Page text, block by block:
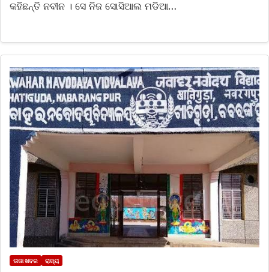
କହିଛନ୍ତି ନବୀନ । ସେ ନିଜ ସୋସିଆଲ ମଡିଆ…
ତାଜା ଖବର ରାଜ୍ୟ